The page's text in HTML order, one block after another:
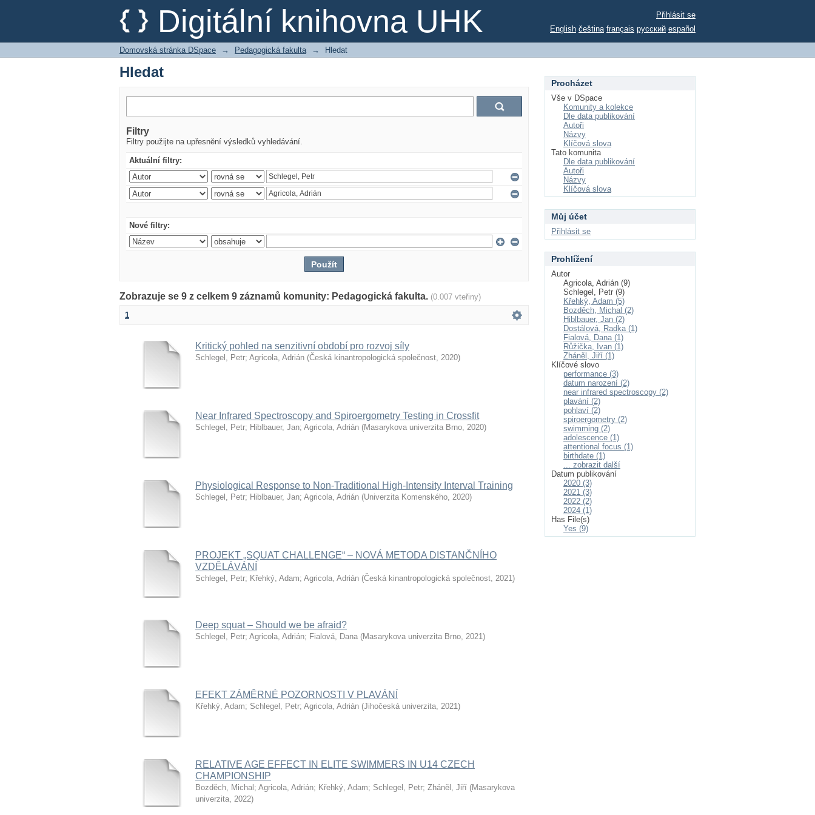
Digitální knihovna UHK
Hledat
Přihlásit se
English čeština français русский español
Domovská stránka DSpace → Pedagogická fakulta → Hledat
Hledat
Filtry
Filtry použijte na upřesnění výsledků vyhledávání.
Aktuální filtry:
Nové filtry:
Zobrazuje se 9 z celkem 9 záznamů komunity: Pedagogická fakulta. (0.007 vteřiny)
1
Kritický pohled na senzitivní období pro rozvoj síly
Schlegel, Petr; Agricola, Adrián (Česká kinantropologická společnost, 2020)
Near Infrared Spectroscopy and Spiroergometry Testing in Crossfit
Schlegel, Petr; Hiblbauer, Jan; Agricola, Adrián (Masarykova univerzita Brno, 2020)
Physiological Response to Non-Traditional High-Intensity Interval Training
Schlegel, Petr; Hiblbauer, Jan; Agricola, Adrián (Univerzita Komenského, 2020)
PROJEKT „SQUAT CHALLENGE“ – NOVÁ METODA DISTANČNÍHO
VZDĚLÁVÁNÍ
Schlegel, Petr; Křehký, Adam; Agricola, Adrián (Česká kinantropologická společnost, 2021)
Deep squat – Should we be afraid?
Schlegel, Petr; Agricola, Adrián; Fialová, Dana (Masarykova univerzita Brno, 2021)
EFEKT ZÁMĚRNÉ POZORNOSTI V PLAVÁNÍ
Křehký, Adam; Schlegel, Petr; Agricola, Adrián (Jihočeská univerzita, 2021)
RELATIVE AGE EFFECT IN ELITE SWIMMERS IN U14 CZECH
CHAMPIONSHIP
Bozděch, Michal ; Agricola, Adrián; Křehký, Adam; Schlegel, Petr; Zháněl, Jiří (Masarykova
univerzita, 2022)
Procházet
Vše v DSpace
Komunity a kolekce
Dle data publikování
Autoři
Názvy
Klíčová slova
Tato komunita
Dle data publikování
Autoři
Názvy
Klíčová slova
Můj účet
Přihlásit se
Prohlížení
Autor
Agricola, Adrián (9)
Schlegel, Petr (9)
Křehký, Adam (5)
Bozděch, Michal (2)
Hiblbauer, Jan (2)
Dostálová, Radka (1)
Fialová, Dana (1)
Růžička, Ivan (1)
Zháněl, Jiří (1)
Klíčové slovo
performance (3)
datum narození (2)
near infrared spectroscopy (2)
plavání (2)
pohlaví (2)
spiroergometry (2)
swimming (2)
adolescence (1)
attentional focus (1)
birthdate (1)
... zobrazit další
Datum publikování
2020 (3)
2021 (3)
2022 (2)
2024 (1)
Has File(s)
Yes (9)